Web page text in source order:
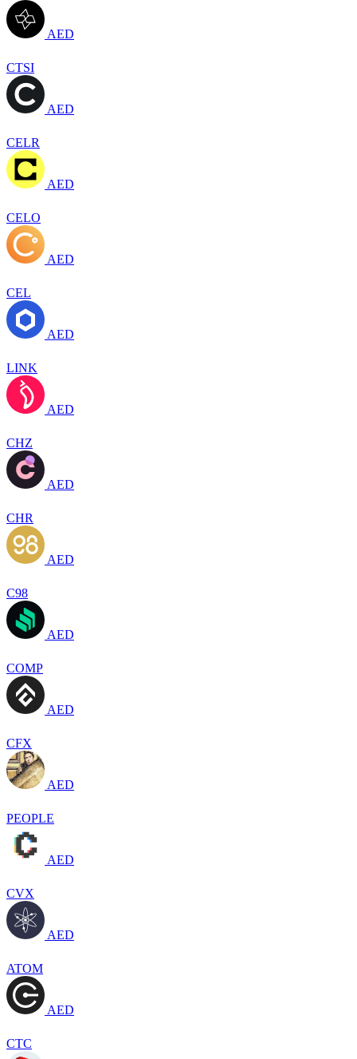
AED
CTSI
AED
CELR
AED
CELO
AED
CEL
AED
LINK
AED
CHZ
AED
CHR
AED
C98
AED
COMP
AED
CFX
AED
PEOPLE
AED
CVX
AED
ATOM
AED
CTC